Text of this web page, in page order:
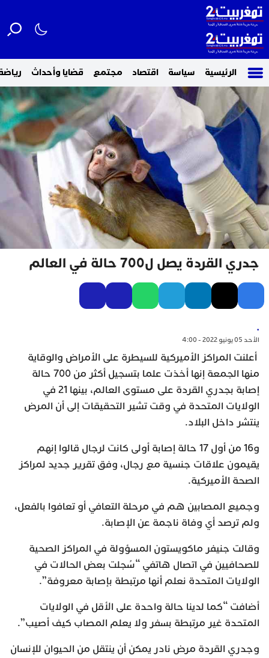
الرئيسية سياسة اقتصاد مجتمع قضايا وأحداث
جدري القردة يصل ل700 حالة في العالم
.
الأحد 05 يونيو 2022 - 4:00
أعلنت المراكز الأميركية للسيطرة على الأمراض والوقاية
منها الجمعة إنها أخذت علما بتسجيل أكثر من 700 حالة
إصابة بجدري القردة على مستوى العالم، بينها 21 في
الولايات المتحدة في وقت تشير التحقيقات إلى أن المرض
ينتشر داخل البلاد.
و16 من أول 17 حالة إصابة أولى كانت لرجال قالوا إنهم
يقيمون علاقات جنسية مع رجال، وفق تقرير جديد لمراكز
الصحة الأميركية.
وجميع المصابين هم في مرحلة التعافي أو تعافوا بالفعل،
ولم ترصد أي وفاة ناجمة عن الإصابة.
وقالت جنيفر ماكويستون المسؤولة في المراكز الصحية
للصحافيين في اتصال هاتفي “سُجلت بعض الحالات في
الولايات المتحدة نعلم أنها مرتبطة بإصابة معروفة”.
أضافت “كما لدينا حالة واحدة على الأقل في الولايات
المتحدة غير مرتبطة بسفر ولا يعلم المصاب كيف أصيب”.
وجدري القردة مرض نادر يمكن أن ينتقل من الحيوان للإنسان